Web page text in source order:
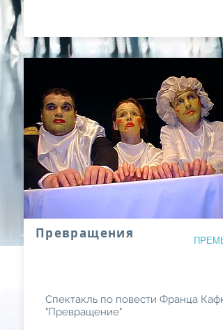
Превращения
Спектакль по повести Франца
"Превращение"